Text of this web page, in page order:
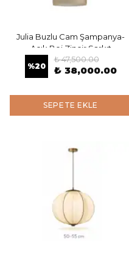
Julia Buzlu Cam Şampanya-
Açık Bej Zincir Sarkıt
%20
₺ 47,500.00
₺ 38,000.00
SEPETE EKLE